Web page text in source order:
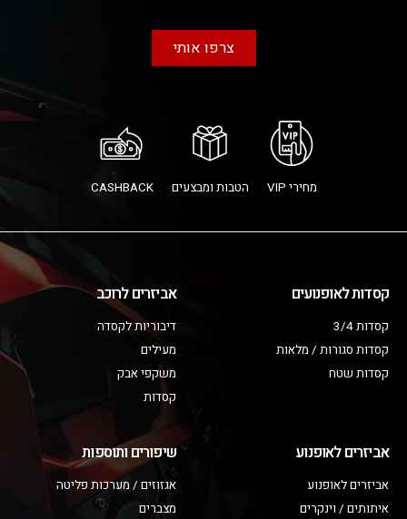
צרפו אותי
מחירי VIP הטבות ומבצעים CASHBACK
קסדות לאופנועים
קסדות 3/4
קסדות סגורות / מלאות
קסדות שטח
אביזרים לרוכב
דיבוריות לקסדה
מעילים
משקפי אבק
קסדות
אביזרים לאופנוע
אביזרים לאופנוע
איתותים / וינקרים
שיפורים ותוספות
אגזוזים / מערכות פליטה
מצברים